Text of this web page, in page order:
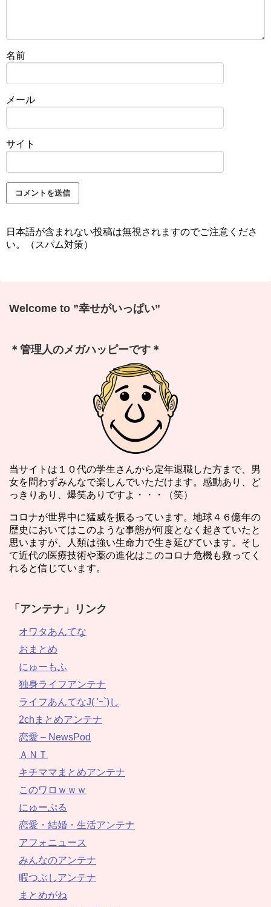
名前
メール
サイト
日本語が含まれない投稿は無視されますのでご注意くださ
い。（スパム対策）
Welcome to ”幸せがいっぱい”
＊管理人のメガハッピーです＊
当サイトは１０代の学生さんから定年退職した方まで、男
女を問わずみんなで楽しんでいただけます。感動あり、ど
っきりあり、爆笑ありですよ・・・（笑）
コロナが世界中に猛威を振るっています。地球４６億年の
歴史においてはこのような事態が何度となく起きていたと
思いますが、人類は強い生命力で生き延びています。そし
て近代の医療技術や薬の進化はこのコロナ危機も救ってく
れると信じています。
「アンテナ」リンク
オワタあんてな
おまとめ
にゅーもふ
独身ライフアンテナ
ライフあんてなJ( 'ｰ`)し
2chまとめアンテナ
恋愛 – NewsPod
ＡＮＴ
キチママまとめアンテナ
このワロｗｗｗ
にゅーぷる
恋愛・結婚・生活アンテナ
アフォニュース
みんなのアンテナ
暇つぶしアンテナ
まとめがね